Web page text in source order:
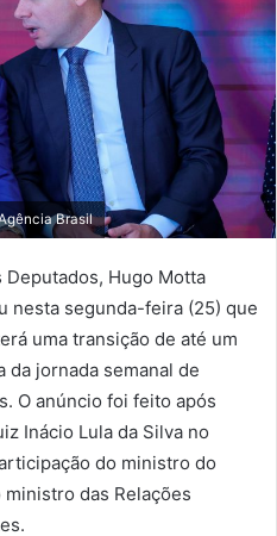
Brasil
Deputados, Hugo Motta
nesta segunda-feira (25) que
uma transição de até um
da jornada semanal de
O anúncio foi feito após
Inácio Lula da Silva no
do ministro do
das Relações